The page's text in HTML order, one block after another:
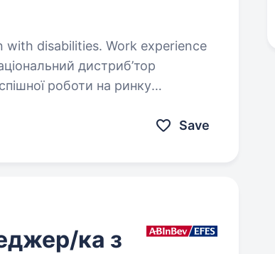
with disabilities. Work experience
роботи на ринку
Save
ка з